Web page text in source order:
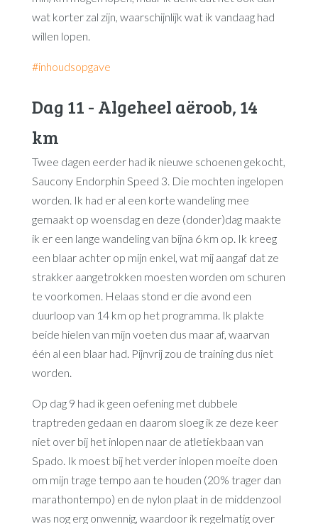
wat korter zal zijn, waarschijnlijk wat ik vandaag had
willen lopen.
#inhoudsopgave
Dag 11 - Algeheel aëroob, 14
km
Twee dagen eerder had ik nieuwe schoenen gekocht,
Saucony Endorphin Speed 3. Die mochten ingelopen
worden. Ik had er al een korte wandeling mee
gemaakt op woensdag en deze (donder)dag maakte
ik er een lange wandeling van bijna 6 km op. Ik kreeg
een blaar achter op mijn enkel, wat mij aangaf dat ze
strakker aangetrokken moesten worden om schuren
te voorkomen. Helaas stond er die avond een
duurloop van 14 km op het programma. Ik plakte
beide hielen van mijn voeten dus maar af, waarvan
één al een blaar had. Pijnvrij zou de training dus niet
worden.
Op dag 9 had ik geen oefening met dubbele
traptreden gedaan en daarom sloeg ik ze deze keer
niet over bij het inlopen naar de atletiekbaan van
Spado. Ik moest bij het verder inlopen moeite doen
om mijn trage tempo aan te houden (20% trager dan
marathontempo) en de nylon plaat in de middenzool
was nog erg onwennig, waardoor ik regelmatig over